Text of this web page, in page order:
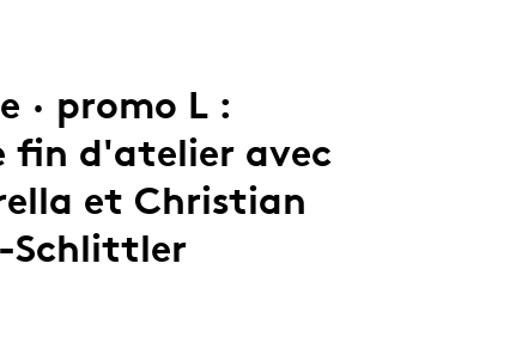
· promo L :
fin d'atelier avec
et Christian
Schlittler